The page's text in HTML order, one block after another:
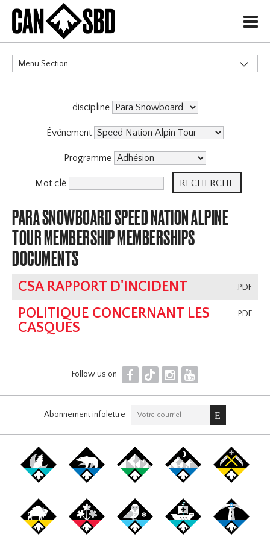
H
Menu Section
Événements & Compétitions
discipline
Événement
Programme
Mot clé
PARA SNOWBOARD SPEED NATION ALPINE
TOUR MEMBERSHIP MEMBERSHIPS
DOCUMENTS
.PDF
CSA RAPPORT D'INCIDENT
.PDF
POLITIQUE CONCERNANT LES
CASQUES
Follow us on F T I Y
Abonnement infolettre